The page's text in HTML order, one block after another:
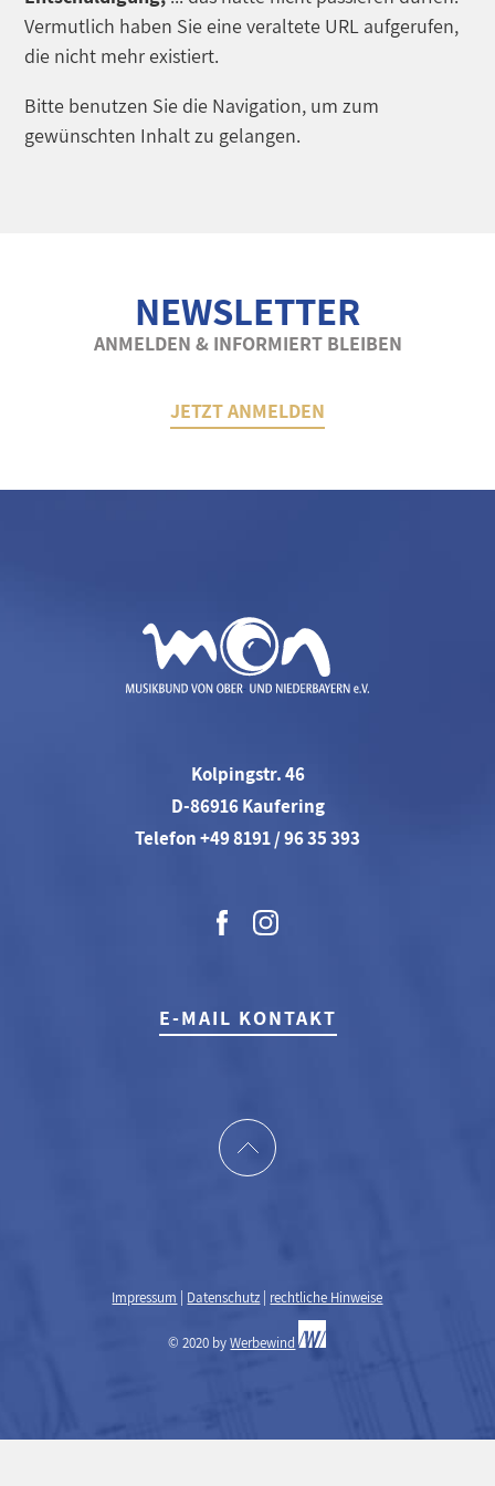
Vermutlich haben Sie eine veraltete URL aufgerufen,
die nicht mehr existiert.
Bitte benutzen Sie die Navigation, um zum
gewünschten Inhalt zu gelangen.
NEWSLETTER
ANMELDEN & INFORMIERT BLEIBEN
JETZT ANMELDEN
Kolpingstr. 46
D-86916 Kaufering
Telefon +49 8191 / 96 35 393
E-MAIL KONTAKT
Impressum Datenschutz rechtliche Hinweise
© 2020 byWerbewind